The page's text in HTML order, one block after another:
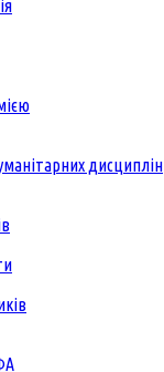
дисциплін